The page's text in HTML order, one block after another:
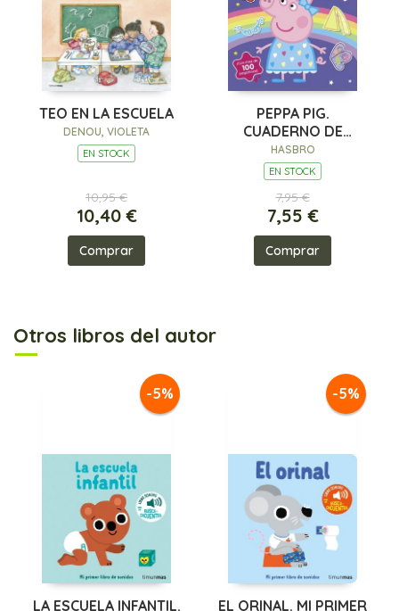
TEO EN LA ESCUELA
DENOU, VIOLETA
EN STOCK
10,95 €
10,40 €
Comprar
PEPPA PIG.
CUADERNO DE
ACTIVIDADES - LOS
VESTIDOS
HASBRO
EN STOCK
7,95 €
7,55 €
Comprar
Otros libros del autor
-5%
LA ESCUELA INFANTIL.
-5%
EL ORINAL. MI PRIMER